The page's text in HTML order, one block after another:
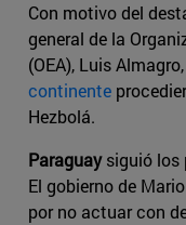
Con motivo del
general de la
(OEA), Luis Almagro,
continente
Hezbolá.
Paraguaysiguió los
El gobierno de
por no actuar con